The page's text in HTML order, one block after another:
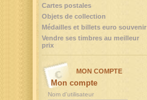
Cartes postales
Objets de collection
Médailles et billets euro souvenir
Vendre ses timbres au meilleur
prix
MON COMPTE
Mon compte
Nom d'utilisateur